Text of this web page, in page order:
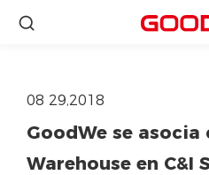
08 29,2018
GoodWe se asocia
Warehouse en C&I